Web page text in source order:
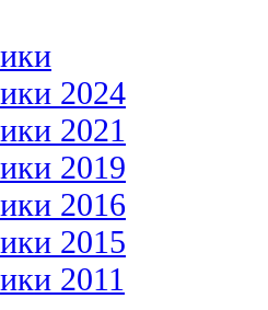
2024
2021
2019
2016
2015
2011